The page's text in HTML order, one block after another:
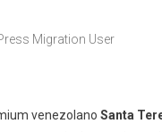
Migration User
venezolano Santa